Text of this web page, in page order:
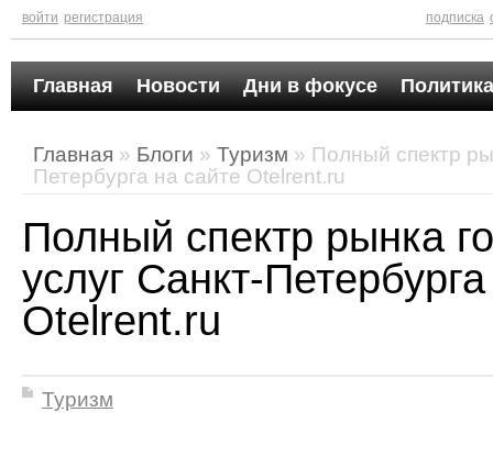
войти регистрация подписка
Главная Новости Дни в фокусе
Главная » Блоги » Туризм » Полный спектр
Петербурга на сайте Otelrent.ru
Полный спектр рынка
услуг Санкт-
Otelrent.ru
Туризм